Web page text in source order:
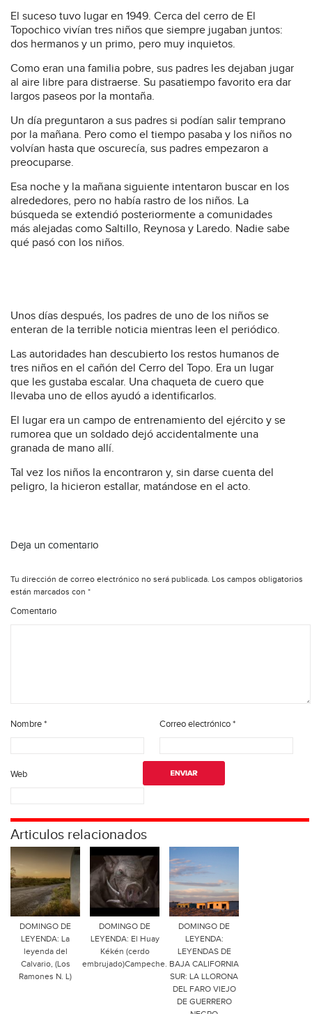
El suceso tuvo lugar en 1949. Cerca del cerro de El
Topochico vivían tres niños que siempre jugaban juntos:
dos hermanos y un primo, pero muy inquietos.
Como eran una familia pobre, sus padres les dejaban jugar
al aire libre para distraerse. Su pasatiempo favorito era dar
largos paseos por la montaña.
Un día preguntaron a sus padres si podían salir temprano
por la mañana. Pero como el tiempo pasaba y los niños no
volvían hasta que oscurecía, sus padres empezaron a
preocuparse.
Esa noche y la mañana siguiente intentaron buscar en los
alrededores, pero no había rastro de los niños. La
búsqueda se extendió posteriormente a comunidades
más alejadas como Saltillo, Reynosa y Laredo. Nadie sabe
qué pasó con los niños.
Unos días después, los padres de uno de los niños se
enteran de la terrible noticia mientras leen el periódico.
Las autoridades han descubierto los restos humanos de
tres niños en el cañón del Cerro del Topo. Era un lugar
que les gustaba escalar. Una chaqueta de cuero que
llevaba uno de ellos ayudó a identificarlos.
El lugar era un campo de entrenamiento del ejército y se
rumorea que un soldado dejó accidentalmente una
granada de mano allí.
Tal vez los niños la encontraron y, sin darse cuenta del
peligro, la hicieron estallar, matándose en el acto.
Deja un comentario
Tu dirección de correo electrónico no será publicada. Los campos obligatorios
están marcados con *
Comentario
Nombre* Correo electrónico*
Web
Articulos relacionados
DOMINGO DE
LEYENDA: La
leyenda del
Calvario, (Los
Ramones N. L)
DOMINGO DE
LEYENDA: El Huay
Kékén (cerdo
embrujado)Campeche.
DOMINGO DE
LEYENDA:
LEYENDAS DE
BAJA CALIFORNIA
SUR: LA LLORONA
DEL FARO VIEJO
DE GUERRERO